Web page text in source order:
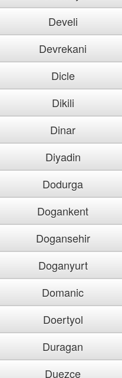
Develi
Devrekani
Dicle
Dikili
Dinar
Diyadin
Dodurga
Dogankent
Dogansehir
Doganyurt
Domanic
Doertyol
Duragan
Duezce